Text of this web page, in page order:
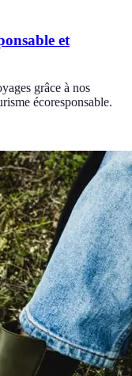
et
grâce à nos
écoresponsable.